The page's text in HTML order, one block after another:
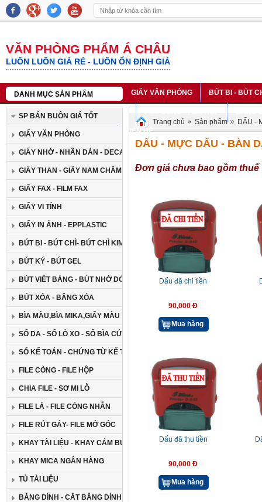
VĂN PHÒNG PHẨM Á CHÂU
LUÔN LUÔN GIÁ RẺ - LUÔN ỔN ĐỊNH GIÁ
DANH MỤC SẢN PHẨM GIẤY VĂN PHÒNG BÚT BI - BÚT
SỔ DA - SỔ LÒ XO - SỔ BÌA CỨNG
BĂNG MỰC IN NHÃN CASIO LIÊN HỆ
SP BÁN BUÔN GIÁ TỐT
GIẤY VĂN PHÒNG
GIẤY NHỚ - NHÃN DÁN - DECAN
GIẤY THAN - GIẤY NAM CHÂM
GIẤY FAX - FILM FAX
GIẤY VI TÍNH
GIẤY IN ẢNH - EPPLASTIC
BÚT BI - BÚT CHÌ- BÚT CHÌ KIM
BÚT KÝ - BÚT GEL
BÚT VIẾT BẢNG - BÚT NHỚ DÒNG
BÚT XÓA - BĂNG XÓA
BÌA MÀU,BÌA MIKA,GIẤY MÀU CAO CẤP
SỔ DA - SỔ LÒ XO - SỔ BÌA CỨNG
SỔ KẾ TOÁN - CHỨNG TỪ KẾ TOÁN
FILE CÒNG - FILE HỘP
CHIA FILE - SƠ MI LỖ
FILE LÁ - FILE CÒNG NHẪN
FILE RÚT GÁY- FILE MỞ GÓC
KHAY TÀI LIỆU - KHAY CẮM BÚT
KHAY MICA NGÂN HÀNG
TỦ TÀI LIỆU
BĂNG DÍNH - CẮT BĂNG DÍNH
Trang chủ Sản phẩm DẤU -
DẤU - MỰC DẤU - BÀN
Đơn giá chưa bao gồm thuế
Dấu đã chi tiền
90,000 Đ
Mua hàng
Dấu đã thu tiền
90,000 Đ
Mua hàng